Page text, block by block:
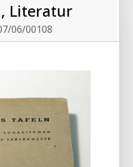
Literatur
06/00108